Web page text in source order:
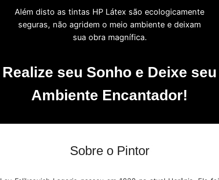
Além disto as tintas HP Látex são ecologicamente
seguras, não agridem o meio ambiente e deixam
sua obra magnífica.
Realize seu Sonho e Deixe seu
Ambiente Encantador!
Sobre o Pintor